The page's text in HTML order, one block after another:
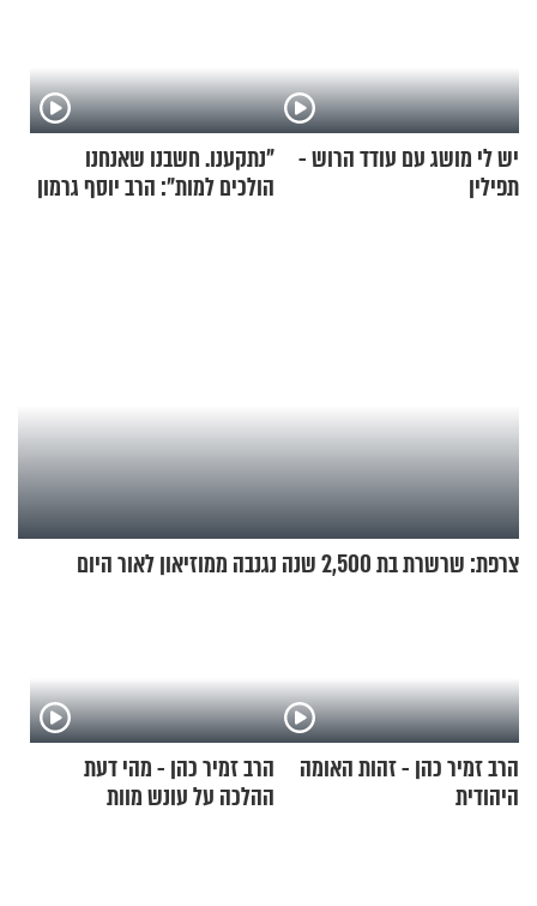
יש לי מושג עם עודד הרוש -
תפילין
"נתקענו. חשבנו שאנחנו
הולכים למות": הרב יוסף גרמון
צרפת: שרשרת בת 2,500 שנה נגנבה ממוזיאון לאור היום
הרב זמיר כהן - זהות האומה
היהודית
הרב זמיר כהן - מהי דעת
ההלכה על עונש מוות